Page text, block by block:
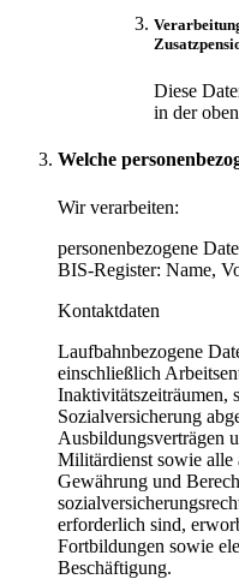
Diese
in der
Welche
Wir verarbeiten:
personenbezogene
BIS-Register: Name,
Kontaktdaten
Laufbahnbezogene
einschließlich
Inaktivitätszeiträumen,
Sozialversicherung
Ausbildungsverträgen
Militärdienst sowie alle
Gewährung und
erforderlich sind,
Fortbildungen sowie
Beschäftigung.